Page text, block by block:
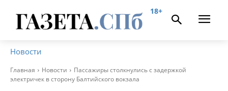
18+
Новости
Главная Новости
Пассажиры столкнулись с задержкой
электричек в сторону Балтийского вокзала